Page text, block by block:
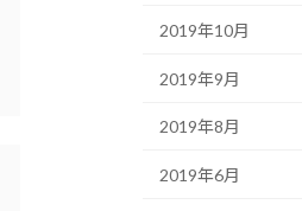
2019年10月
2019年9月
2019年8月
2019年6月